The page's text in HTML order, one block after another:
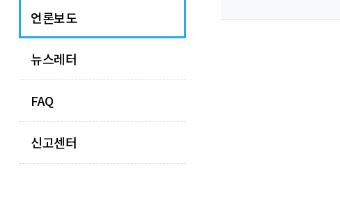
언론보도
뉴스레터
FAQ
신고센터